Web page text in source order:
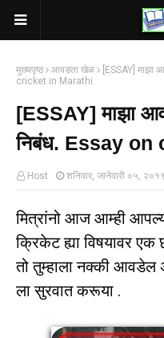
मुख्यपृष्ठ आवडता खेळ
[ESSAY]
cricket in Marathi.
[ESSAY] माझा
निबंध. Essay
Host शनिवार, जानेवारी ०५, २०१९
मित्रांनो आज आम्ही
क्रिकेट ह्या विषयावर
तो तुम्हाला नक्की
ला सुरवात करूया .